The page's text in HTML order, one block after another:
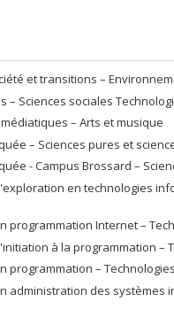
et transitions –
Sciences sociales
– Arts et musique
– Sciences pures et
- Campus Brossard –
en technologies
programmation Internet –
à la programmation –
programmation –
administration des